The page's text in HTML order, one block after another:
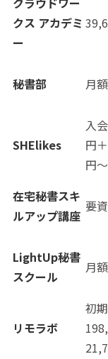
クス アカデミ
ー
秘書部 月
SHElikes
入
円
円〜
在宅秘書スキ
ルアップ講座
要
LightUp秘書
スクール
月
リモラボ
初